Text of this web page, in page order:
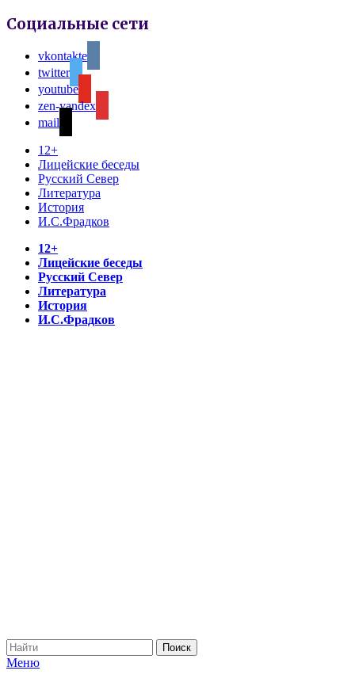
Социальные сети
vkontakte
twitter
youtube
zen-yandex
mail
12+
Лицейские беседы
Русский Север
Литература
История
И.С.Фрадков
12+
Лицейские беседы
Русский Север
Литература
История
И.С.Фрадков
Меню